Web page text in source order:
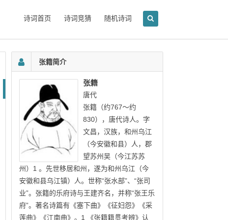
诗词首页 诗词竞猜 随机诗词
张籍简介
张籍
唐代
张籍（约767～约
830），唐代诗人。字
文昌，汉族，和州乌江
（今安徽和县）人，郡
望苏州吴（今江苏苏
州）1 。先世移居和州，遂为和州乌江（今
安徽和县乌江镇）人。世称“张水部”、“张司
业”。张籍的乐府诗与王建齐名，并称“张王乐
府”。著名诗篇有《塞下曲》《征妇怨》《采
莲曲》《江南曲》。1 《张籍籍贯考辨》认